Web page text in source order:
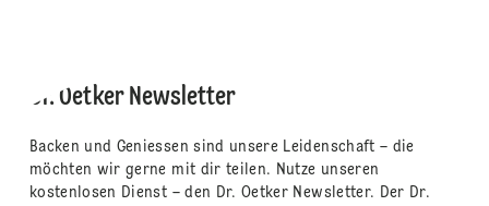
Dr. Oetker Newsletter
Backen und Geniessen sind unsere Leidenschaft – die
möchten wir gerne mit dir teilen. Nutze unseren
kostenlosen Dienst – den Dr. Oetker Newsletter. Der Dr.